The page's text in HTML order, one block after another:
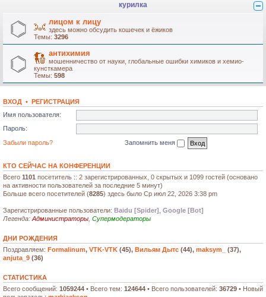
курилка
лицом к лицу
здесь можно обсудить кошечек и ёжиков
Темы: 3296
антихимия
мошенничество от науки, глобальные ошибки химиков и хемио-
кунсткамера
Темы: 598
ВХОД • РЕГИСТРАЦИЯ
Имя пользователя:
Пароль:
Забыли пароль?
Запомнить меня
КТО СЕЙЧАС НА КОНФЕРЕНЦИИ
Всего 1101 посетитель :: 2 зарегистрированных, 0 скрытых и 1099 гостей (основано
на активности пользователей за последние 5 минут)
Больше всего посетителей (8285) здесь было Ср июл 22, 2026 3:38 pm
Зарегистрированные пользователи: Baidu [Spider] Google [Bot]
Легенда: Администраторы Супермодераторы
ДНИ РОЖДЕНИЯ
Поздравляем: Formalinum, VTK-VTK (45), Вильям Дытс (44), maksym_
(37),
anjuta_9 (36)
СТАТИСТИКА
Всего сообщений: 1059244 • Всего тем: 124644 • Всего пользователей: 36729 • Новый